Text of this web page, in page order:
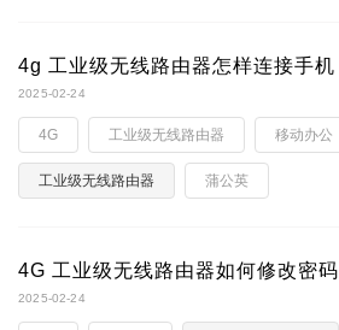
4g 工业级无线路由器怎样连接手机
2025-02-24
4G 工业级无线路由器 移动办公
工业级无线路由器 蒲公英
4G 工业级无线路由器如何修改密码
2025-02-24